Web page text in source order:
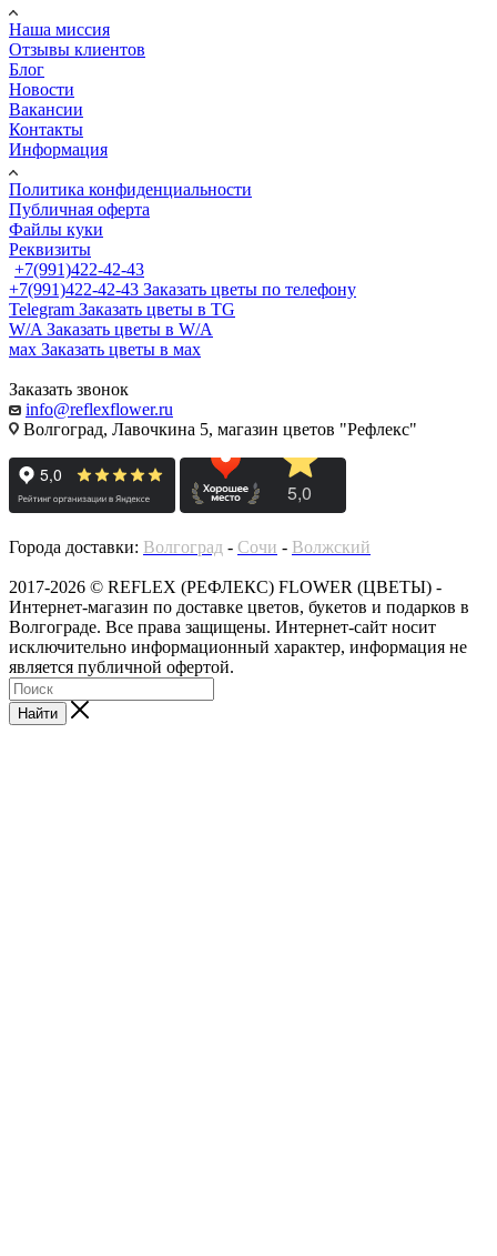
Наша миссия
Отзывы клиентов
Блог
Новости
Вакансии
Контакты
Информация
Политика конфиденциальности
Публичная оферта
Файлы куки
Реквизиты
+7(991)422-42-43
+7(991)422-42-43 Заказать цветы по телефону
Telegram Заказать цветы в TG
W/A Заказать цветы в W/A
мах Заказать цветы в мах
Заказать звонок
info@reflexflower.ru
Волгоград, Лавочкина 5, магазин цветов "Рефлекс"
Города доставки: Волгоград - Сочи - Волжский
2017-2026 © REFLEX (РЕФЛЕКС) FLOWER (ЦВЕТЫ) -
Интернет-магазин по доставке цветов, букетов и подарков в
Волгограде. Все права защищены. Интернет-сайт носит
исключительно информационный характер, информация не
является публичной офертой.
Найти